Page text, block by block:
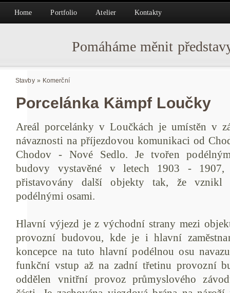
Home Portfolio Atelier Kontakty
Pomáháme měnit
Stavby» Komerční
Porcelánka Kämpf Loučky
Areál porcelánky v Loučkách je umístěn v
návaznosti na příjezdovou komunikaci od
Chodov - Nové Sedlo. Je tvořen
budovy vystavěné v letech 1903 -
přistavovány další objekty tak, že vznikl
podélnými osami.
Hlavní výjezd je z východní strany mezi
provozní budovou, kde je i hlavní
koncepce na tuto hlavní podélnou osu
funkční vstup až na zadní třetinu provozní
oddělen vnitřní provoz průmyslového